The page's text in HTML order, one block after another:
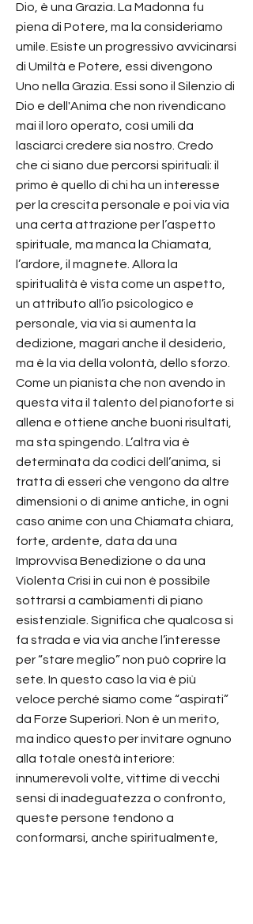
Dio, è una Grazia. La Madonna fu
piena di Potere, ma la consideriamo
umile. Esiste un progressivo avvicinarsi
di Umiltà e Potere, essi divengono
Uno nella Grazia. Essi sono il Silenzio di
Dio e dell'Anima che non rivendicano
mai il loro operato, così umili da
lasciarci credere sia nostro. Credo
che ci siano due percorsi spirituali: il
primo è quello di chi ha un interesse
per la crescita personale e poi via via
una certa attrazione per l’aspetto
spirituale, ma manca la Chiamata,
l’ardore, il magnete. Allora la
spiritualità è vista come un aspetto,
un attributo all’io psicologico e
personale, via via si aumenta la
dedizione, magari anche il desiderio,
ma è la via della volontà, dello sforzo.
Come un pianista che non avendo in
questa vita il talento del pianoforte si
allena e ottiene anche buoni risultati,
ma sta spingendo. L’altra via è
determinata da codici dell’anima, si
tratta di esseri che vengono da altre
dimensioni o di anime antiche, in ogni
caso anime con una Chiamata chiara,
forte, ardente, data da una
Improvvisa Benedizione o da una
Violenta Crisi in cui non è possibile
sottrarsi a cambiamenti di piano
esistenziale. Significa che qualcosa si
fa strada e via via anche l’interesse
per “stare meglio” non può coprire la
sete. In questo caso la via è più
veloce perché siamo come “aspirati”
da Forze Superiori. Non è un merito,
ma indico questo per invitare ognuno
alla totale onestà interiore:
innumerevoli volte, vittime di vecchi
sensi di inadeguatezza o confronto,
queste persone tendono a
conformarsi, anche spiritualmente,